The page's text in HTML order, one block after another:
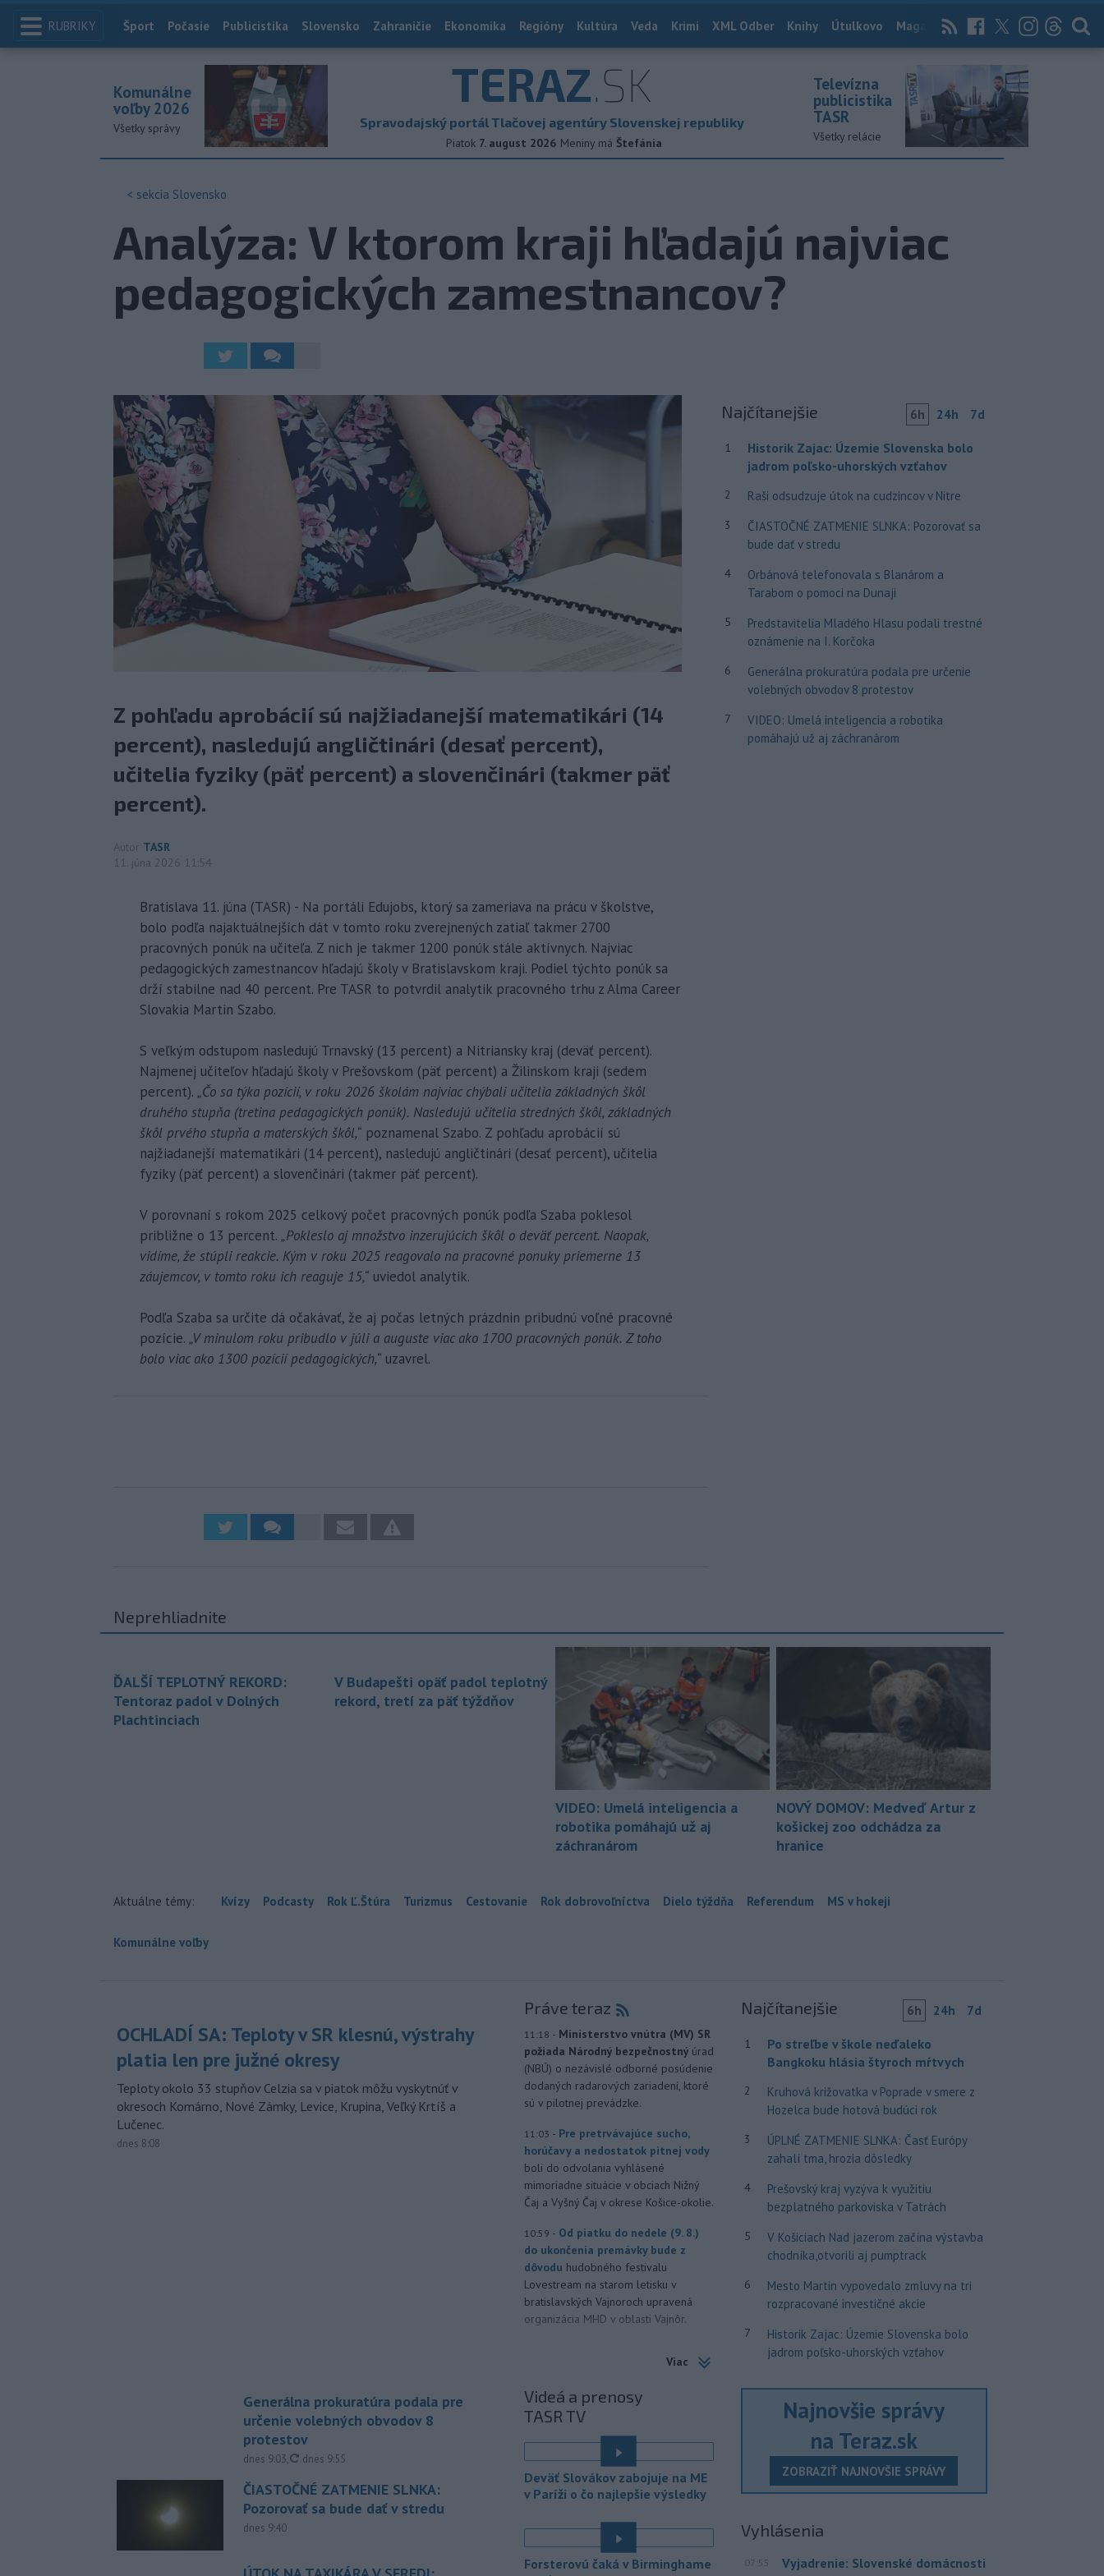
RUBRIKY Index
Šport Počasie Publicistika Slovensko Zahraničie Ekonomika Regióny Kultúra Veda Krimi XML Odber Knihy Útulkovo Magazín News Now Archív
TERAZ.SK
Spravodajský portál Tlačovej agentúry Slovenskej republiky
Piatok 7. august 2026 Meniny má Štefánia
Komunálne
voľby 2026
Všetky správy
Televízna
publicistika
TASR
Všetky relácie
< sekcia Slovensko
Analýza: V ktorom kraji hľadajú najviac
pedagogických zamestnancov?
Z pohľadu aprobácií sú najžiadanejší matematikári (14
percent), nasledujú angličtinári (desať percent),
učitelia fyziky (päť percent) a slovenčinári (takmer päť
percent).
Autor TASR
11. júna 2026 11:54
Bratislava 11. júna (TASR) - Na portáli Edujobs, ktorý sa zameriava na prácu v školstve,
bolo podľa najaktuálnejších dát v tomto roku zverejnených zatiaľ takmer 2700
pracovných ponúk na učiteľa. Z nich je takmer 1200 ponúk stále aktívnych. Najviac
pedagogických zamestnancov hľadajú školy v Bratislavskom kraji. Podiel týchto ponúk sa
drží stabilne nad 40 percent. Pre TASR to potvrdil analytik pracovného trhu z Alma Career
Slovakia Martin Szabo.
S veľkým odstupom nasledujú Trnavský (13 percent) a Nitriansky kraj (deväť percent).
Najmenej učiteľov hľadajú školy v Prešovskom (päť percent) a Žilinskom kraji (sedem
percent). „Čo sa týka pozícií, v roku 2026 školám najviac chýbali učitelia základných škôl
druhého stupňa (tretina pedagogických ponúk). Nasledujú učitelia stredných škôl, základných
škôl prvého stupňa a materských škôl,“ poznamenal Szabo. Z pohľadu aprobácií sú
najžiadanejší matematikári (14 percent), nasledujú angličtinári (desať percent), učitelia
fyziky (päť percent) a slovenčinári (takmer päť percent).
V porovnaní s rokom 2025 celkový počet pracovných ponúk podľa Szaba poklesol
približne o 13 percent. „Pokleslo aj množstvo inzerujúcich škôl o deväť percent. Naopak,
vidíme, že stúpli reakcie. Kým v roku 2025 reagovalo na pracovné ponuky priemerne 13
záujemcov, v tomto roku ich reaguje 15,“ uviedol analytik.
Podľa Szaba sa určite dá očakávať, že aj počas letných prázdnin pribudnú voľné pracovné
pozície. „V minulom roku pribudlo v júli a auguste viac ako 1700 pracovných ponúk. Z toho
bolo viac ako 1300 pozícií pedagogických,“ uzavrel.
Najčítanejšie 6h 24h 7d
1
Historik Zajac: Územie Slovenska bolo
jadrom poľsko-uhorských vzťahov
2 Raši odsudzuje útok na cudzincov v Nitre
3
ČIASTOČNÉ ZATMENIE SLNKA: Pozorovať sa
bude dať v stredu
4
Orbánová telefonovala s Blanárom a
Tarabom o pomoci na Dunaji
5
Predstavitelia Mladého Hlasu podali trestné
oznámenie na I. Korčoka
6
Generálna prokuratúra podala pre určenie
volebných obvodov 8 protestov
7
VIDEO: Umelá inteligencia a robotika
pomáhajú už aj záchranárom
Neprehliadnite
ĎALŠÍ TEPLOTNÝ REKORD:
Tentoraz padol v Dolných
Plachtinciach
V Budapešti opäť padol teplotný
rekord, tretí za päť týždňov
VIDEO: Umelá inteligencia a
robotika pomáhajú už aj
záchranárom
NOVÝ DOMOV: Medveď Artur z
košickej zoo odchádza za
hranice
Aktuálne témy: Kvízy Podcasty Rok Ľ.Štúra Turizmus Cestovanie Rok dobrovoľníctva Dielo týždňa Referendum MS v hokeji
Komunálne voľby
OCHLADÍ SA: Teploty v SR klesnú, výstrahy
platia len pre južné okresy
Teploty okolo 33 stupňov Celzia sa v piatok môžu vyskytnúť v
okresoch Komárno, Nové Zámky, Levice, Krupina, Veľký Krtíš a
Lučenec.
dnes 8:08
Generálna prokuratúra podala pre
určenie volebných obvodov 8
protestov
dnes 9:03, aktualizované
dnes 9:55
ČIASTOČNÉ ZATMENIE SLNKA:
Pozorovať sa bude dať v stredu
dnes 9:40
Práve teraz
11:18 - Ministerstvo vnútra (MV) SR
požiada Národný bezpečnostný úrad
(NBÚ) o nezávislé odborné posúdenie
dodaných radarových zariadení, ktoré
sú v pilotnej prevádzke.
11:03 - Pre pretrvávajúce sucho,
horúčavy a nedostatok pitnej vody
boli do odvolania vyhlásené
mimoriadne situácie v obciach Nižný
Čaj a Vyšný Čaj v okrese Košice-okolie.
10:59 - Od piatku do nedele (9. 8.)
do ukončenia premávky bude z
dôvodu hudobného festivalu
Lovestream na starom letisku v
bratislavských Vajnoroch upravená
organizácia MHD v oblasti Vajnôr.
Haraslín môže v najbližšom období
stredopoliara Sparty Praha sa podľa
portálu isport.cz zaujíma
saudskoarabský Al-Fateh.
- Vo veku 94 rokov zomrela 29.
júla 2026 herečka a dlhoročná
členka Slovenského komorného
10:15 - Národná diaľničná
Viac
Videá a prenosy
TASR TV
Deväť Slovákov zabojuje na ME
v Paríži o čo najlepšie výsledky
Forsterovú čaká v Birminghame
Najčítanejšie 6h 24h 7d
1
Po streľbe v škole neďaleko
Bangkoku hlásia štyroch mŕtvych
2
Kruhová križovatka v Poprade v smere z
Hozelca bude hotová budúci rok
3
ÚPLNÉ ZATMENIE SLNKA: Časť Európy
zahalí tma, hrozia dôsledky
4
Prešovský kraj vyzýva k využitiu
bezplatného parkoviska v Tatrách
5
V Košiciach Nad jazerom začína výstavba
chodníka,otvorili aj pumptrack
6
Mesto Martin vypovedalo zmluvy na tri
rozpracované investičné akcie
7
Historik Zajac: Územie Slovenska bolo
jadrom poľsko-uhorských vzťahov
Najnovšie správy
na Teraz.sk
ZOBRAZIŤ NAJNOVŠIE SPRÁVY
Vyhlásenia
07:55
Vyjadrenie: Slovenské domácnosti